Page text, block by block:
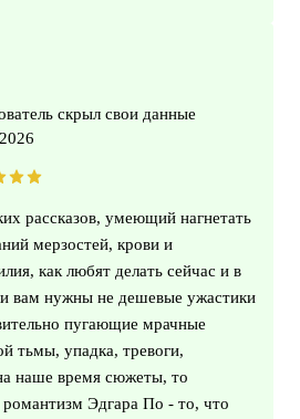
скрыл свои данные
рассказов, умеющий нагнетать
мерзостей, крови и
как любят делать сейчас и в
вам нужны не дешевые ужастики
пугающие мрачные
тьмы, упадка, тревоги,
наше время сюжеты, то
Эдгара По - то, что